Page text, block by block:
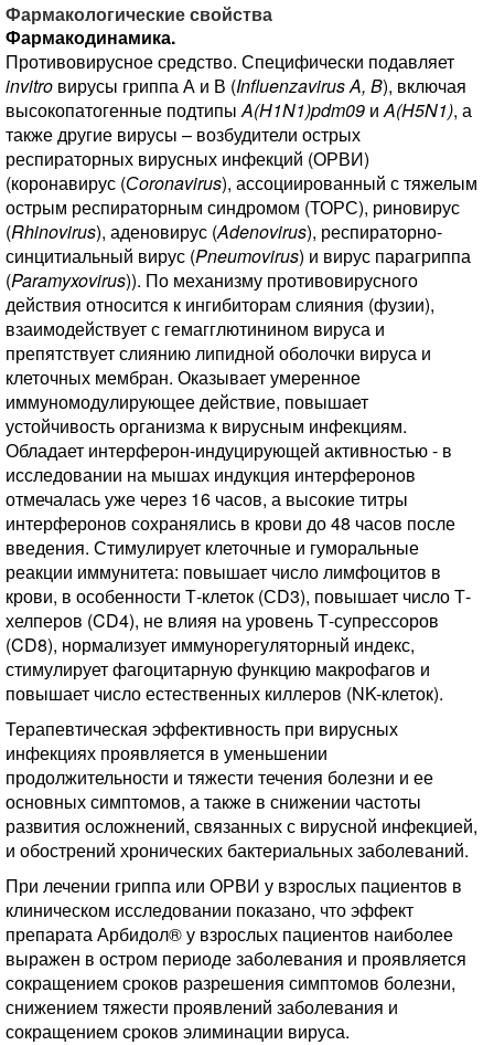
Фармакологические свойства
Фармакодинамика.
Противовирусное средство. Специфически подавляет
invitro вирусы гриппа А и В (Influenzavirus A, B), включая
высокопатогенные подтипыA(H1N1)pdm09 иA(H5N1), а
также другие вирусы – возбудители острых
респираторных вирусных инфекций (ОРВИ)
(коронавирус (Сoronavirus), ассоциированный с тяжелым
острым респираторным синдромом (ТОРС), риновирус
(Rhinovirus), аденовирус (Adenovirus), респираторно-
синцитиальный вирус (Pneumovirus) и вирус парагриппа
(Paramyxovirus)). По механизму противовирусного
действия относится к ингибиторам слияния (фузии),
взаимодействует с гемагглютинином вируса и
препятствует слиянию липидной оболочки вируса и
клеточных мембран. Оказывает умеренное
иммуномодулирующее действие, повышает
устойчивость организма к вирусным инфекциям.
Обладает интерферон-индуцирующей активностью - в
исследовании на мышах индукция интерферонов
отмечалась уже через 16 часов, а высокие титры
интерферонов сохранялись в крови до 48 часов после
введения. Стимулирует клеточные и гуморальные
реакции иммунитета: повышает число лимфоцитов в
крови, в особенности Т-клеток (СD3), повышает число Т-
хелперов (CD4), не влияя на уровень Т-супрессоров
(CD8), нормализует иммунорегуляторный индекс,
стимулирует фагоцитарную функцию макрофагов и
повышает число естественных киллеров (NK-клеток).
Терапевтическая эффективность при вирусных
инфекциях проявляется в уменьшении
продолжительности и тяжести течения болезни и ее
основных симптомов, а также в снижении частоты
развития осложнений, связанных с вирусной инфекцией,
и обострений хронических бактериальных заболеваний.
При лечении гриппа или ОРВИ у взрослых пациентов в
клиническом исследовании показано, что эффект
препарата Арбидол® у взрослых пациентов наиболее
выражен в остром периоде заболевания и проявляется
сокращением сроков разрешения симптомов болезни,
снижением тяжести проявлений заболевания и
сокращением сроков элиминации вируса.